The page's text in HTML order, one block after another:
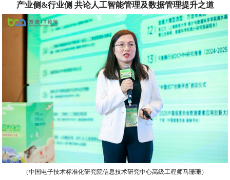
产业侧&行业侧 共论人工智能管理及数据管理提升之道
（中国电子技术标准化研究院信息技术研究中心高级工程师马珊珊）